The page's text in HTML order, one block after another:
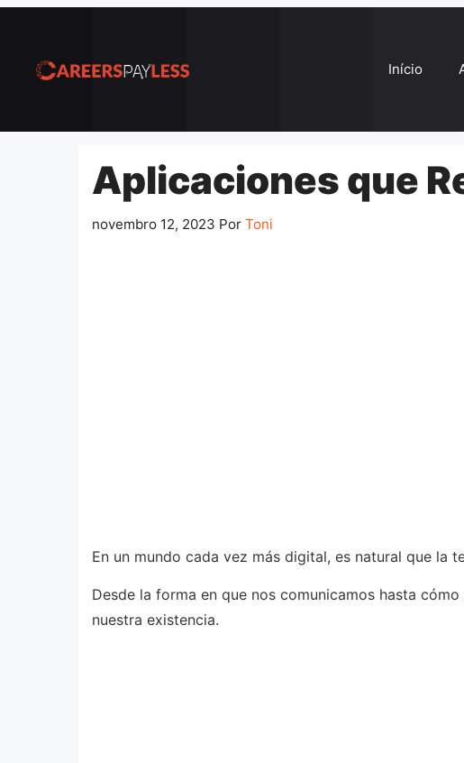
conteúdo
Início
Aplicaciones que
novembro 12, 2023 Por Toni
En un mundo cada vez más digital, es natural que la
Desde la forma en que nos comunicamos hasta
nuestra existencia.